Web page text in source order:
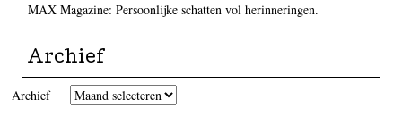
MAX Magazine: Persoonlijke schatten vol herinneringen.
Archief
Archief